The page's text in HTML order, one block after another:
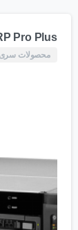
Pro Plus
محصولات سری